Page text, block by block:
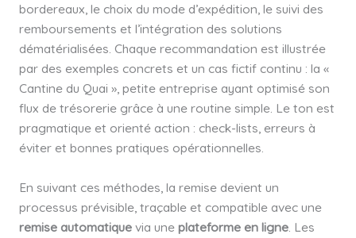
bordereaux, le choix du mode d’expédition, le suivi des
remboursements et l’intégration des solutions
dématérialisées. Chaque recommandation est illustrée
par des exemples concrets et un cas fictif continu : la «
Cantine du Quai », petite entreprise ayant optimisé son
flux de trésorerie grâce à une routine simple. Le ton est
pragmatique et orienté action : check-lists, erreurs à
éviter et bonnes pratiques opérationnelles.
En suivant ces méthodes, la remise devient un
processus prévisible, traçable et compatible avec une
remise automatiquevia une plateforme en ligne. Les